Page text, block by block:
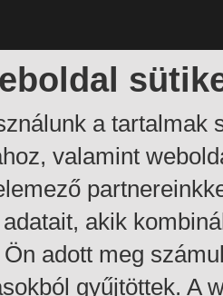
a tartalmak
valamint
akik
adott meg
gyűjtöttek. A